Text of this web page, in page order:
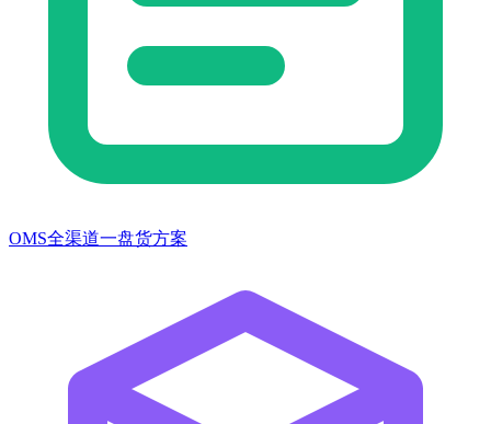
OMS全渠道一盘货方案